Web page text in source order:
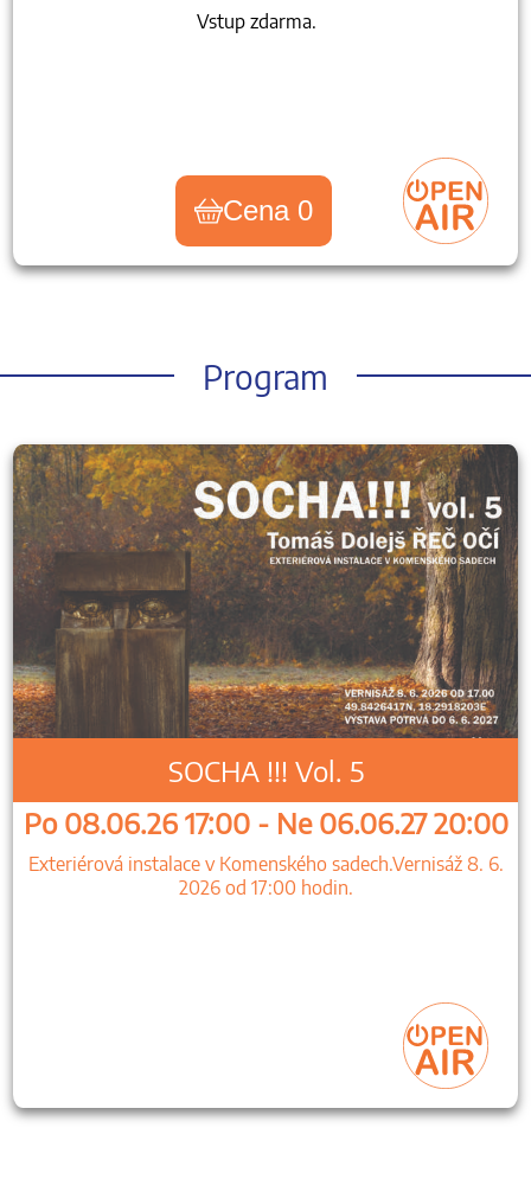
Vstup zdarma.
Cena 0
Program
SOCHA !!! Vol. 5
Po 08.06.26 17:00 - Ne 06.06.27 20:00
Exteriérová instalace v Komenského sadech.Vernisáž 8. 6.
2026 od 17:00 hodin.